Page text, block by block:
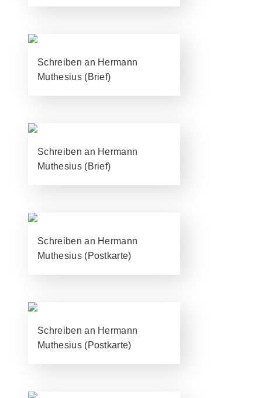
Schreiben an Hermann
Muthesius (Brief)
Schreiben an Hermann
Muthesius (Brief)
Schreiben an Hermann
Muthesius (Postkarte)
Schreiben an Hermann
Muthesius (Postkarte)